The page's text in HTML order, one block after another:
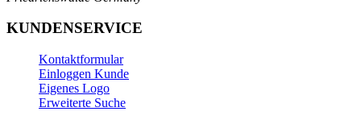
KUNDENSERVICE
Kontaktformular
Einloggen Kunde
Eigenes Logo
Erweiterte Suche